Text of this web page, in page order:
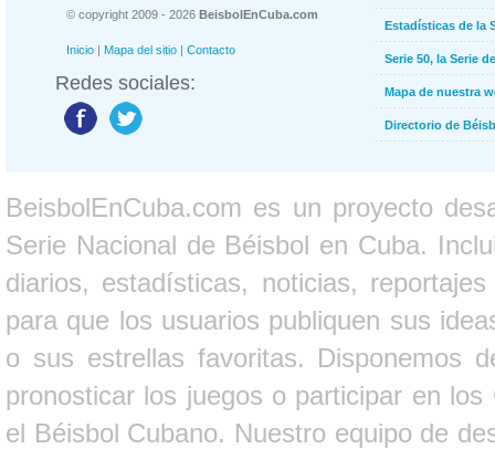
© copyright 2009 - 2026 BeisbolEnCuba.com
Inicio | Mapa del sitio | Contacto
Redes sociales:
Estadísticas de la
Serie 50, la Serie
Mapa de nuestra
Directorio de
BeisbolEnCuba.com es un proyecto
Serie Nacional de Béisbol en Cuba.
diarios, estadísticas, noticias,
para que los usuarios publiquen sus
o sus estrellas favoritas. Disponemos
pronosticar los juegos o participar en
el Béisbol Cubano. Nuestro equipo de